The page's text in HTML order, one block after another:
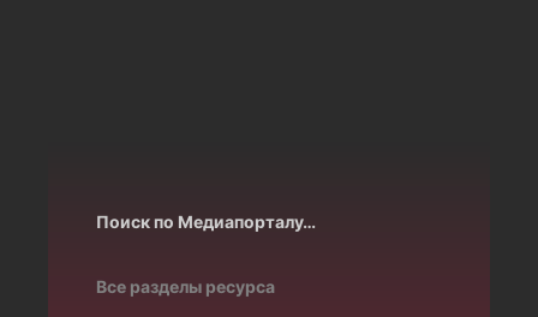
Поиск по Медиапорталу…
Все разделы ресурса